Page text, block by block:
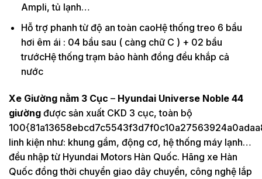
Ampli, tủ lạnh…
Hỗ trợ phanh từ độ an toàn caoHệ thống treo 6 bầu
hơi êm ái : 04 bầu sau ( càng chữ C ) + 02 bầu
trướcHệ thống trạm bảo hành đồng đều khắp cả
nước
Xe Giường nằm 3 Cục – Hyundai Universe Noble 44
giường được sản xuất CKD 3 cục, toàn bộ
linh kiện như: khung gầm, động cơ, hệ thống máy lạnh…
đều nhập từ Hyundai Motors Hàn Quốc. Hãng xe Hàn
Quốc đồng thời chuyển giao dây chuyền, công nghệ lắp